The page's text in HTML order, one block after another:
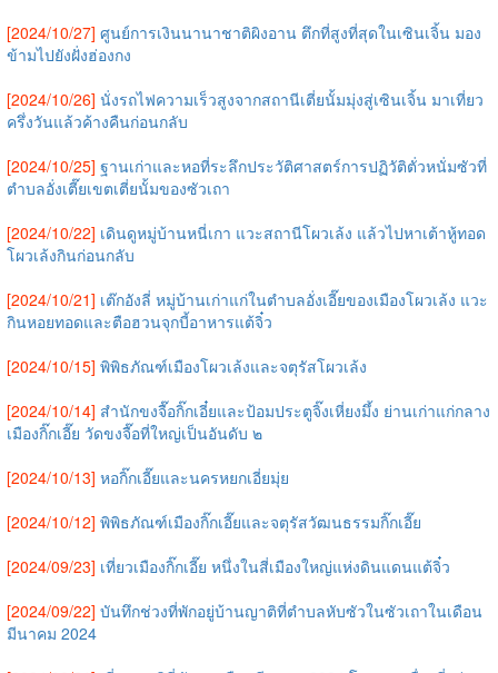
[2024/10/27] ศูนย์การเงินนานาชาติผิงอาน ตึกที่สูงที่สุดในเซินเจิ้น มอง
ข้ามไปยังฝั่งฮ่องกง
[2024/10/26] นั่งรถไฟความเร็วสูงจากสถานีเตี่ยนั้มมุ่งสู่เซินเจิ้น มาเที่ยว
ครึ่งวันแล้วค้างคืนก่อนกลับ
[2024/10/25] ฐานเก่าและหอที่ระลึกประวัติศาสตร์การปฏิวัติตั่วหนั่มซัวที่
ตำบลอั่งเตี๊ยเขตเตี่ยนั้มของซัวเถา
[2024/10/22] เดินดูหมู่บ้านหนี่เกา แวะสถานีโผวเล้ง แล้วไปหาเต้าหู้ทอด
โผวเล้งกินก่อนกลับ
[2024/10/21] เต๊กอังลี่ หมู่บ้านเก่าแก่ในตำบลอั่งเอี๊ยของเมืองโผวเล้ง แวะ
กินหอยทอดและตือฮวนจุกบี้อาหารแต้จิ๋ว
[2024/10/15] พิพิธภัณฑ์เมืองโผวเล้งและจตุรัสโผวเล้ง
[2024/10/14] สำนักขงจื๊อกิ๊กเอี๋ยและป้อมประตูจิ๊งเหี่ยงมึ้ง ย่านเก่าแก่กลาง
เมืองกิ๊กเอี๊ย วัดขงจื๊อที่ใหญ่เป็นอันดับ ๒
[2024/10/13] หอกิ๊กเอี๊ยและนครหยกเอี่ยมุ่ย
[2024/10/12] พิพิธภัณฑ์เมืองกิ๊กเอี๊ยและจตุรัสวัฒนธรรมกิ๊กเอี๊ย
[2024/09/23] เที่ยวเมืองกิ๊กเอี๊ย หนึ่งในสี่เมืองใหญ่แห่งดินแดนแต้จิ๋ว
[2024/09/22] บันทึกช่วงที่พักอยู่บ้านญาติที่ตำบลหับซัวในซัวเถาในเดือน
มีนาคม 2024